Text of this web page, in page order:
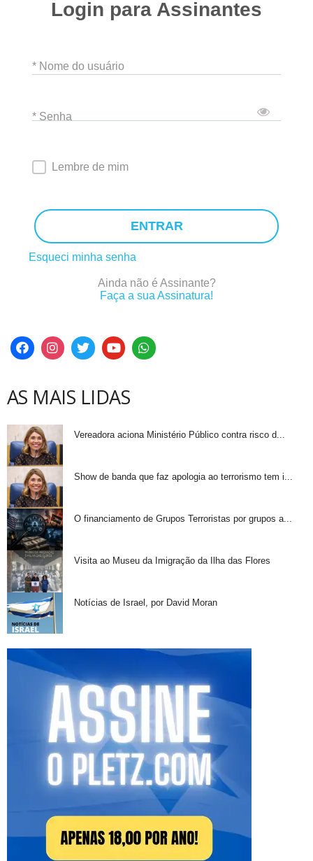
Login para Assinantes
* Nome do usuário
* Senha
Lembre de mim
ENTRAR
Esqueci minha senha
Ainda não é Assinante?
Faça a sua Assinatura!
AS MAIS LIDAS
Vereadora aciona Ministério Público contra risco d...
Show de banda que faz apologia ao terrorismo tem i...
O financiamento de Grupos Terroristas por grupos a...
Visita ao Museu da Imigração da Ilha das Flores
Notícias de Israel, por David Moran